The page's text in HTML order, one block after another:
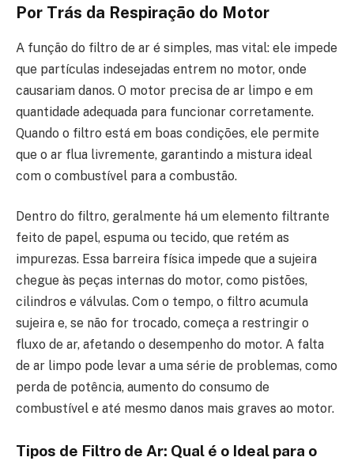
Por Trás da Respiração do Motor
A função do filtro de ar é simples, mas vital: ele impede
que partículas indesejadas entrem no motor, onde
causariam danos. O motor precisa de ar limpo e em
quantidade adequada para funcionar corretamente.
Quando o filtro está em boas condições, ele permite
que o ar flua livremente, garantindo a mistura ideal
com o combustível para a combustão.
Dentro do filtro, geralmente há um elemento filtrante
feito de papel, espuma ou tecido, que retém as
impurezas. Essa barreira física impede que a sujeira
chegue às peças internas do motor, como pistões,
cilindros e válvulas. Com o tempo, o filtro acumula
sujeira e, se não for trocado, começa a restringir o
fluxo de ar, afetando o desempenho do motor. A falta
de ar limpo pode levar a uma série de problemas, como
perda de potência, aumento do consumo de
combustível e até mesmo danos mais graves ao motor.
Tipos de Filtro de Ar: Qual é o Ideal para o